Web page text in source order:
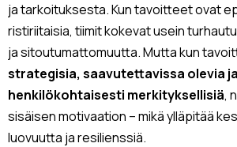
ja tarkoituksesta. Kun tavoitteet ovat
ristiriitaisia, tiimit kokevat usein
ja sitoutumattomuutta. Mutta kun
strategisia, saavutettavissa olevia ja
henkilökohtaisesti merkityksellisiä,
sisäisen motivaation – mikä ylläpitää
luovuutta ja resilienssiä.